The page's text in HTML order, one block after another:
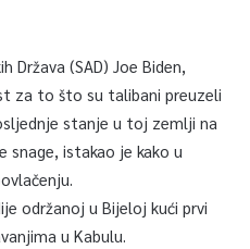
Država (SAD) Joe Biden,
za to što su talibani preuzeli
stanje u toj zemlji na
snage, istakao je kako u
održanoj u Bijeloj kući prvi
u Kabulu.